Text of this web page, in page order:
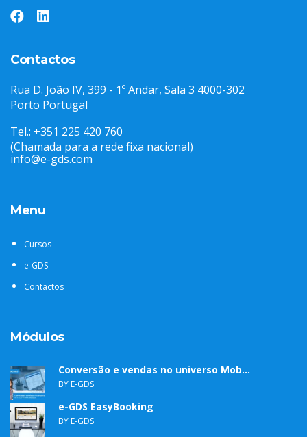
Contactos
Rua D. João IV, 399 - 1º Andar, Sala 3 4000-302
Porto Portugal
Tel.: +351 225 420 760
(Chamada para a rede fixa nacional)
info@e-gds.com
Menu
Cursos
e-GDS
Contactos
Módulos
Conversão e vendas no universo Mob...
BY E-GDS
e-GDS EasyBooking
BY E-GDS